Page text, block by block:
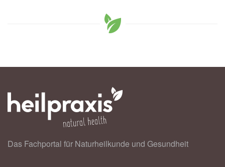
Das Fachportal für Naturheilkunde und Gesundheit